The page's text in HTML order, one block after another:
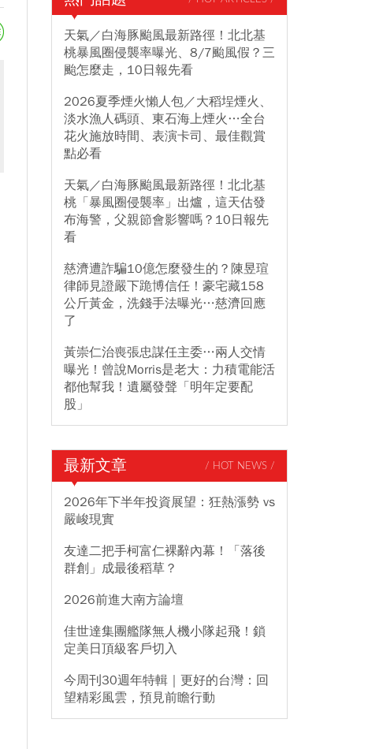
天氣／白海豚颱風最新路徑！北北基
桃暴風圈侵襲率曝光、8/7颱風假？三
颱怎麼走，10日報先看
2026夏季煙火懶人包／大稻埕煙火、
淡水漁人碼頭、東石海上煙火…全台
花火施放時間、表演卡司、最佳觀賞
點必看
天氣／白海豚颱風最新路徑！北北基
桃「暴風圈侵襲率」出爐，這天估發
布海警，父親節會影響嗎？10日報先
看
慈濟遭詐騙10億怎麼發生的？陳昱瑄
律師見證嚴下跪博信任！豪宅藏158
公斤黃金，洗錢手法曝光…慈濟回應
了
黃崇仁治喪張忠謀任主委…兩人交情
曝光！曾說Morris是老大：力積電能活
都他幫我！遺屬發聲「明年定要配
股」
最新文章 / HOT NEWS /
2026年下半年投資展望：狂熱漲勢 vs
嚴峻現實
友達二把手柯富仁裸辭內幕！「落後
群創」成最後稻草？
2026前進大南方論壇
佳世達集團艦隊無人機小隊起飛！鎖
定美日頂級客戶切入
今周刊30週年特輯｜更好的台灣：回
望精彩風雲，預見前瞻行動